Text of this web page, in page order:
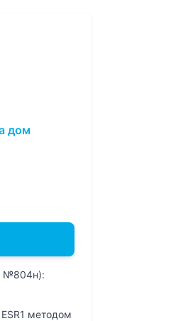
дом
№804н):
методом